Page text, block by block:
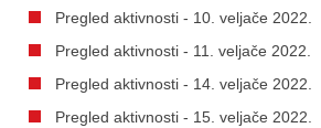
Pregled aktivnosti - 10. veljače 2022.
Pregled aktivnosti - 11. veljače 2022.
Pregled aktivnosti - 14. veljače 2022.
Pregled aktivnosti - 15. veljače 2022.